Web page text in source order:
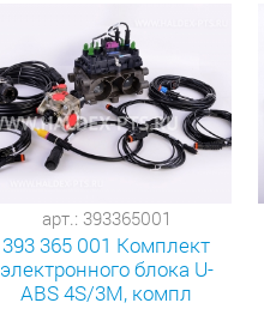
арт.: 393365001
393 365 001 Комплект
электронного блока U-
ABS 4S/3M, компл